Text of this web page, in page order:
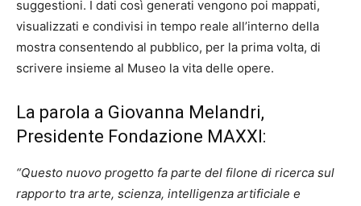
suggestioni. I dati così generati vengono poi mappati,
visualizzati e condivisi in tempo reale all’interno della
mostra consentendo al pubblico, per la prima volta, di
scrivere insieme al Museo la vita delle opere.
La parola a Giovanna Melandri,
Presidente Fondazione MAXXI:
“Questo nuovo progetto fa parte del filone di ricerca sul
rapporto tra arte, scienza, intelligenza artificiale e